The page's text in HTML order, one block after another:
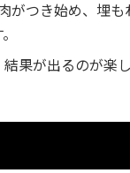
がつき始め、埋も
果が出るのが楽